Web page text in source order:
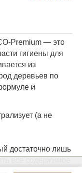
Premium — это
гигиены для
из
деревьев по
и
(а не
достаточно лишь